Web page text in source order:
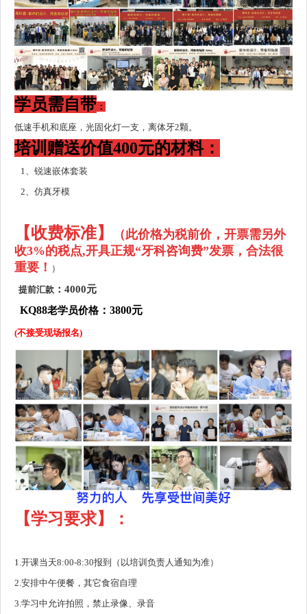
学员需自带 ：
低速手机和底座，光固化灯一支，离体牙2颗。
培训 赠送价值400元的材料：
1、锐速嵌体套装
2、仿真牙模
【收费标准】 （此价格为税前价，开票需另外
收3%的税点,开具正规“牙科咨询费”发票，合法很
重要！ ）
提前汇款 ：4000元
KQ88老学员价格：3800元
(不接受现场报名)
【学习要求】：
1.开课当天8:00-8:30报到（以培训负责人通知为准）
2.安排中午便餐，其它食宿自理
3.学习中允许拍照，禁止录像、录音